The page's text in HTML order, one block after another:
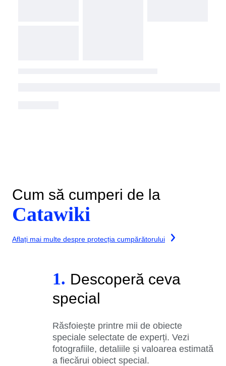
Cum să cumperi de la
Catawiki
Aflați mai multe despre protecția cumpărătorului
1. Descoperă ceva
special
Răsfoiește printre mii de obiecte
speciale selectate de experți. Vezi
fotografiile, detaliile și valoarea estimată
a fiecărui obiect special.